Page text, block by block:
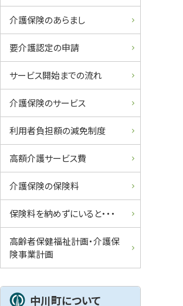
ド
・
メ
ニ
ュ
ー
介護保険のあらまし
要介護認定の申請
サービス開始までの流れ
介護保険のサービス
利用者負担額の減免制度
高額介護サービス費
介護保険の保険料
保険料を納めずにいると・・・
高齢者保健福祉計画・介護保
険事業計画
中川町について